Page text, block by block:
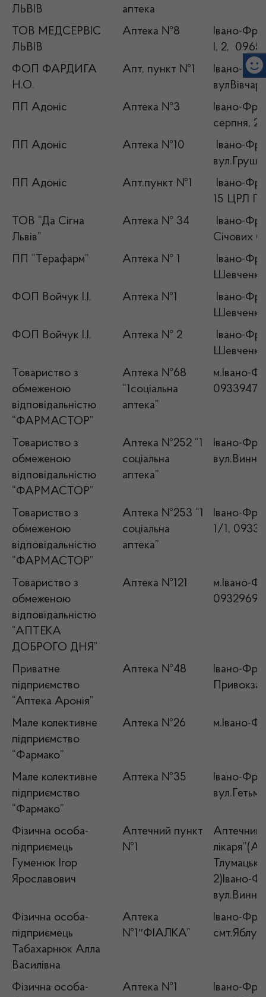
ЛЬВІВ
аптека
ТОВ МЕДСЕРВІС
ЛЬВІВ
Аптека №8
Івано-
І, 2,
ФОП ФАРДИГА
Н.О.
Апт, пункт №1
Івано-
ПП Адоніс
Аптека №3
Івано-
серпня, 2
ПП Адоніс
Аптека №10
Івано-
ПП Адоніс
Апт.пункт №1
Івано-
15 ЦРЛ
ТОВ “Да Сігна
Львів”
Аптека № 34
Івано-
Січових
ПП “Терафарм”
Аптека № 1
Івано-
ФОП Войчук І.І.
Аптека №1
Івано-
ФОП Войчук І.І.
Аптека № 2
Івано-
Товариство з
обмеженою
відповідальністю
“ФАРМАСТОР”
Аптека №68
“1соціальна
аптека”
м.Івано-
Товариство з
обмеженою
відповідальністю
“ФАРМАСТОР”
Аптека №252 “1
соціальна
аптека”
Івано-
Товариство з
обмеженою
відповідальністю
“ФАРМАСТОР”
Аптека №253 “1
соціальна
аптека”
Івано-
1/1,
Товариство з
обмеженою
відповідальністю
“АПТЕКА
ДОБРОГО ДНЯ”
Аптека №121
м.Івано-
Приватне
підприємство
“Аптека Аронія”
Аптека №48
Івано-
Мале колективне
підприємство
“Фармако”
Аптека №26 м.Івано-
Мале колективне
підприємство
“Фармако”
Аптека №35
Івано-
Фізична особа-
підприємець
Гуменюк Ігор
Ярославович
Аптечний пункт
№1
Аптечний
2)Івано-
Фізична особа-
підприємець
Табахарнюк Алла
Василівна
Аптека
№1″ФІАЛКА”
Івано-
Фізична особа-
Аптека №1
Івано-